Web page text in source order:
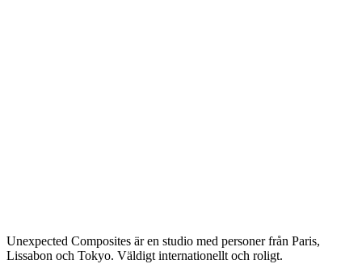
Unexpected Composites är en studio med personer från Paris,
Lissabon och Tokyo. Väldigt internationellt och roligt.